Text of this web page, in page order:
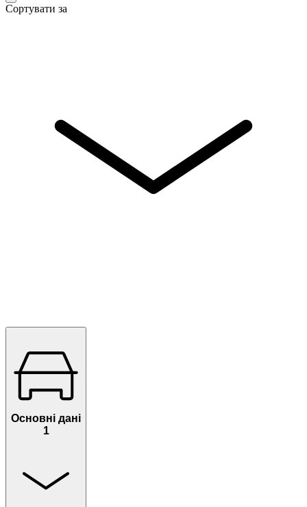
Сортувати за
Основні дані
1